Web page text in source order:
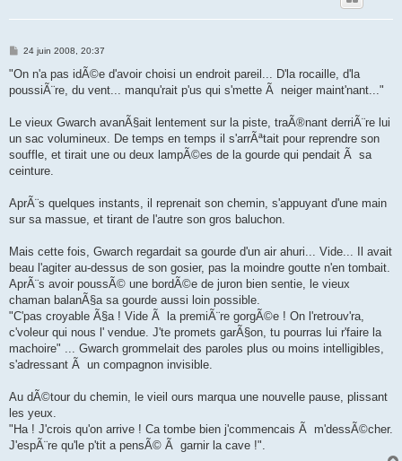
M
s
a
24 juin 2008, 20:37
"On n'a pas idÃ©e d'avoir choisi un endroit pareil... D'la rocaille, d'la
poussiÃ¨re, du vent... manqu'rait p'us qui s'mette Ã neiger maint'nant..."
Le vieux Gwarch avanÃ§ait lentement sur la piste, traÃ®nant derriÃ¨re lui
un sac volumineux. De temps en temps il s'arrÃªtait pour reprendre son
souffle, et tirait une ou deux lampÃ©es de la gourde qui pendait Ã sa
ceinture.
AprÃ¨s quelques instants, il reprenait son chemin, s'appuyant d'une main
sur sa massue, et tirant de l'autre son gros baluchon.
Mais cette fois, Gwarch regardait sa gourde d'un air ahuri... Vide... Il avait
beau l'agiter au-dessus de son gosier, pas la moindre goutte n'en tombait.
AprÃ¨s avoir poussÃ© une bordÃ©e de juron bien sentie, le vieux
chaman balanÃ§a sa gourde aussi loin possible.
"C'pas croyable Ã§a ! Vide Ã la premiÃ¨re gorgÃ©e ! On l'retrouv'ra,
c'voleur qui nous l' vendue. J'te promets garÃ§on, tu pourras lui r'faire la
machoire" ... Gwarch grommelait des paroles plus ou moins intelligibles,
s'adressant Ã un compagnon invisible.
Au dÃ©tour du chemin, le vieil ours marqua une nouvelle pause, plissant
les yeux.
"Ha ! J'crois qu'on arrive ! Ca tombe bien j'commencais Ã m'dessÃ©cher.
J'espÃ¨re qu'le p'tit a pensÃ© Ã garnir la cave !".